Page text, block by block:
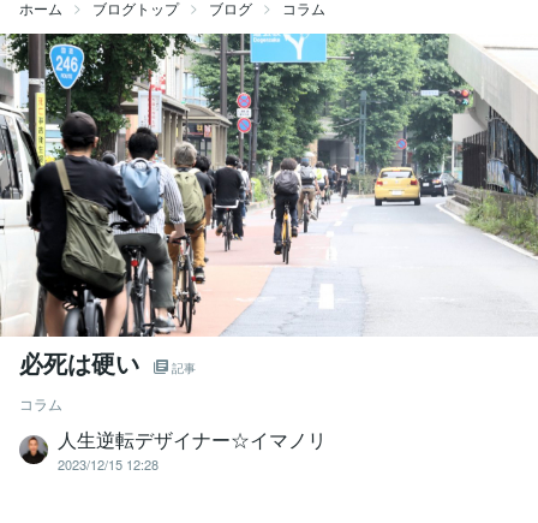
ホーム ブログトップ ブログ コラム
必死は硬い 記事
コラム
人生逆転デザイナー☆イマノリ
2023/12/15 12:28